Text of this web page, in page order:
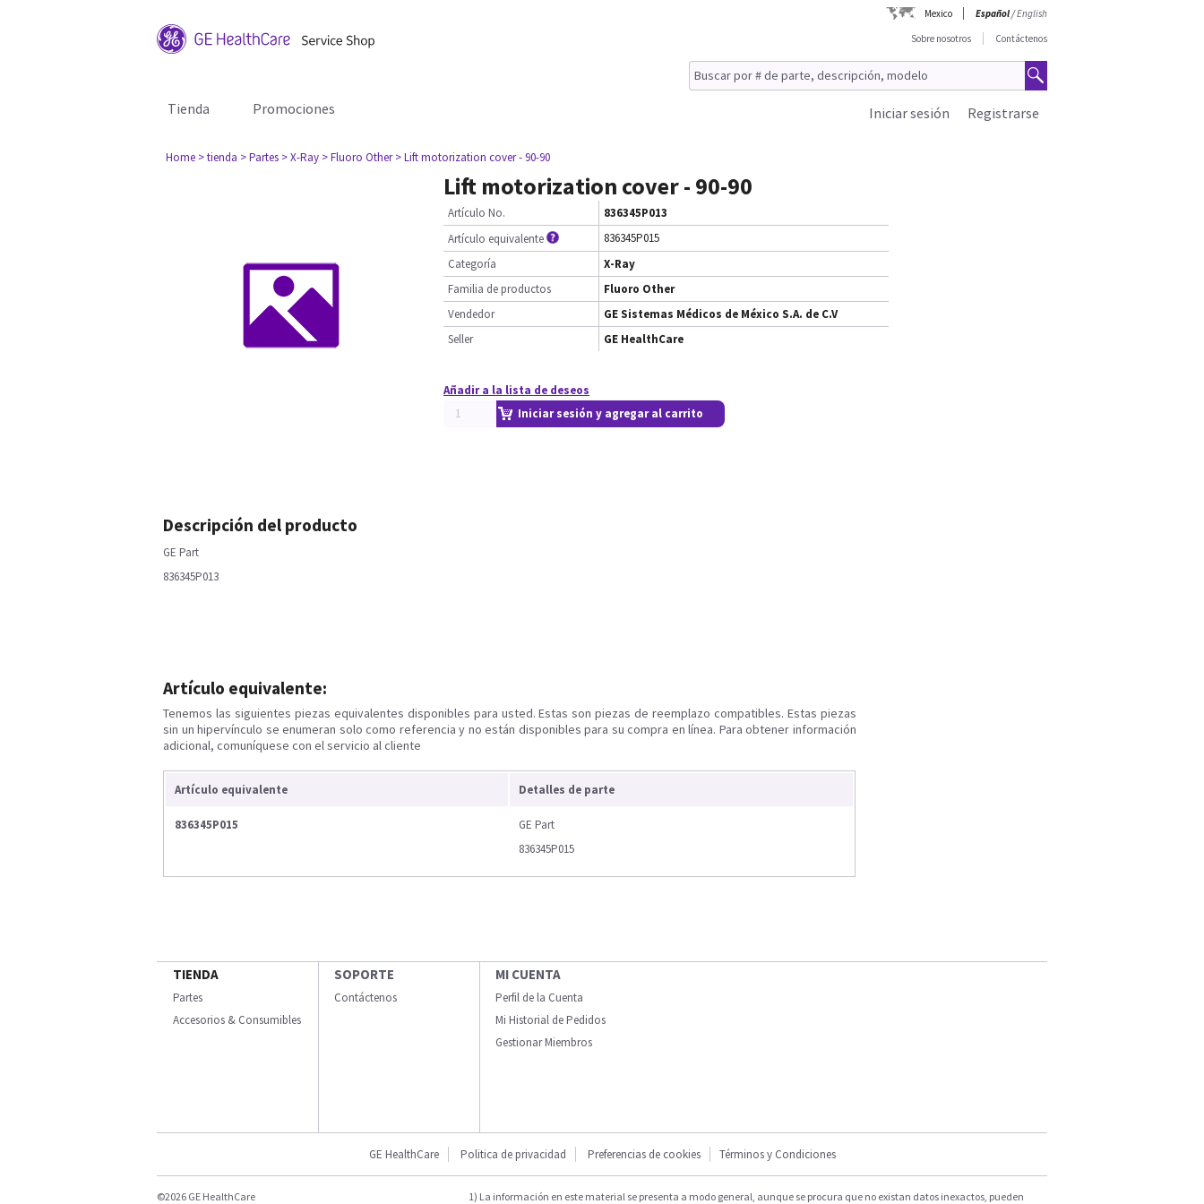
Mexico Español/English
Sobre nosotros
Contáctenos
Tienda Promociones Registrarse
Iniciar sesión
Home > tienda > Partes > X-Ray > Fluoro Other > Lift motorization cover - 90-90
Lift motorization cover - 90-90
Artículo No.
836345P013
Artículo equivalente
836345P015
Categoría
X-Ray
Familia de productos
Fluoro Other
Vendedor
GE Sistemas Médicos de México S.A. de C.V
Seller
GE HealthCare
Añadir a la lista de deseos
Iniciar sesión y agregar al carrito
Descripción del producto
GE Part
836345P013
Artículo equivalente:
Tenemos las siguientes piezas equivalentes disponibles para usted. Estas son piezas de reemplazo compatibles. Estas piezas
sin un hipervínculo se enumeran solo como referencia y no están disponibles para su compra en línea. Para obtener información
adicional, comuníquese con el servicio al cliente
Artículo equivalente Detalles de parte
836345P015
GE Part
836345P015
TIENDA
Partes
Accesorios & Consumibles
SOPORTE
Contáctenos
MI CUENTA
Perfil de la Cuenta
Mi Historial de Pedidos
Gestionar Miembros
GE HealthCare Politica de privacidad Preferencias de cookies Términos y Condiciones
©2026 GE HealthCare
1) La información en este material se presenta a modo general, aunque se procura que no existan datos inexactos, pueden